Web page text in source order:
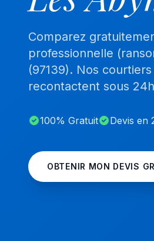
Comparez
professionnelle
(97139). Nos
recontactent sous
100% Gratuit Devis en
OBTENIR MON DEVIS